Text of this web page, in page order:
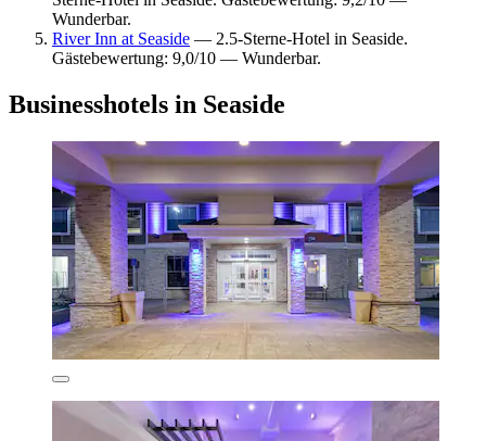
Wunderbar.
River Inn at Seaside — 2.5-Sterne-Hotel in Seaside.
Gästebewertung: 9,0/10 — Wunderbar.
Businesshotels in Seaside